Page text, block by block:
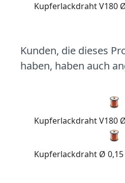
Kupferlackdraht V180
Kunden, die dieses
haben, haben auch
Kupferlackdraht V180
Kupferlackdraht Ø 0,15